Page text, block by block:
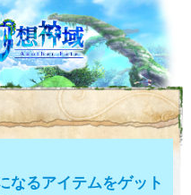
なるアイテムをゲット